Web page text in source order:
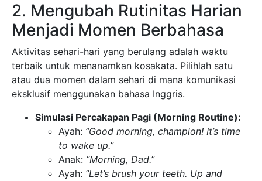
2. Mengubah Rutinitas Harian
Menjadi Momen Berbahasa
Aktivitas sehari-hari yang berulang adalah waktu
terbaik untuk menanamkan kosakata. Pilihlah satu
atau dua momen dalam sehari di mana komunikasi
eksklusif menggunakan bahasa Inggris.
Simulasi Percakapan Pagi (Morning Routine):
Ayah: “Good morning, champion! It’s time
to wake up.”
Anak: “Morning, Dad.”
Ayah: “Let’s brush your teeth. Up and